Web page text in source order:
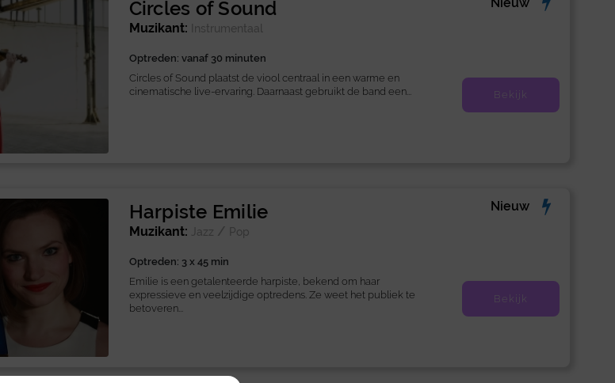
Circles of Sound
Muzikant: Instrumentaal
Optreden: vanaf 30 minuten
Circles of Sound plaatst de viool centraal in een warme en
cinematische live-ervaring. Daarnaast gebruikt de band een...
Bekijk
Harpiste Emilie
Nieuw
Muzikant: Jazz / Pop
Optreden: 3 x 45 min
Emilie is een getalenteerde harpiste, bekend om haar
expressieve en veelzijdige optredens. Ze weet het publiek te
betoveren...
Bekijk